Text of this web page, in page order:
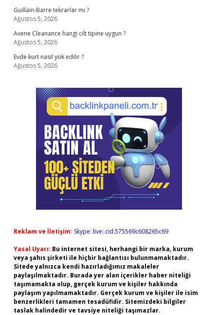
Guillain-Barre tekrarlar mı ?
Ağustos 5, 2026
Avene Cleanance hangi cilt tipine uygun ?
Ağustos 5, 2026
Evde kurt nasıl yok edilir ?
Ağustos 5, 2026
Reklam ve İletişim: Skype: live:.cid.575569c608265c69
Yasal Uyarı: Bu internet sitesi, herhangi bir marka, kurum
veya şahıs şirketi ile hiçbir bağlantısı bulunmamaktadır.
Sitede yalnızca kendi hazırladığımız makaleler
paylaşılmaktadır. Burada yer alan içerikler haber niteliği
taşımamakta olup, gerçek kurum ve kişiler hakkında
paylaşım yapılmamaktadır. Gerçek kurum ve kişiler ile isim
benzerlikleri tamamen tesadüfidir. Sitemizdeki bilgiler
taslak halindedir ve tavsiye niteliği taşımazlar.